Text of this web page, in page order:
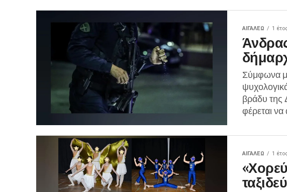
ΑΙΓΑΛΕΩ 1
Σύμφωνα
βράδυ της
φέρεται
ΑΙΓΑΛΕΩ 1